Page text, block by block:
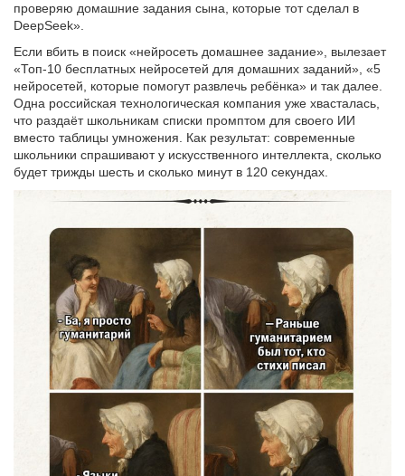
проверяю домашние задания сына, которые тот сделал в
DeepSeеk».
Если вбить в поиск «нейросеть домашнее задание», вылезает
«Топ-10 бесплатных нейросетей для домашних заданий», «5
нейросетей, которые помогут развлечь ребёнка» и так далее.
Одна российская технологическая компания уже хвасталась,
что раздаёт школьникам списки промптом для своего ИИ
вместо таблицы умножения. Как результат: современные
школьники спрашивают у искусственного интеллекта, сколько
будет трижды шесть и сколько минут в 120 секундах.